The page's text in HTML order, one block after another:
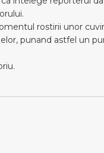
rostirii unor
punand astfel un